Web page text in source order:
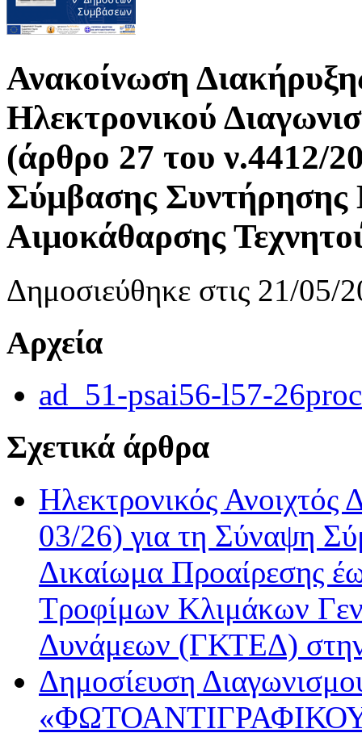
Ανακοίνωση
Ηλεκτρονικού
(άρθρο 27 του ν.4412/
Σύμβασης
Αιμοκάθαρσης
Δημοσιεύθηκε στις 21/05/
Αρχεία
ad_51-psai56-l57-
Σχετικά άρθρα
Ηλεκτρονικός
03/26) για τη Σύναψη
Δικαίωμα Προαίρεσης
Τροφίμων Κλιμάκων
Δυνάμεων (ΓΚΤΕΔ)
Δημοσίευση